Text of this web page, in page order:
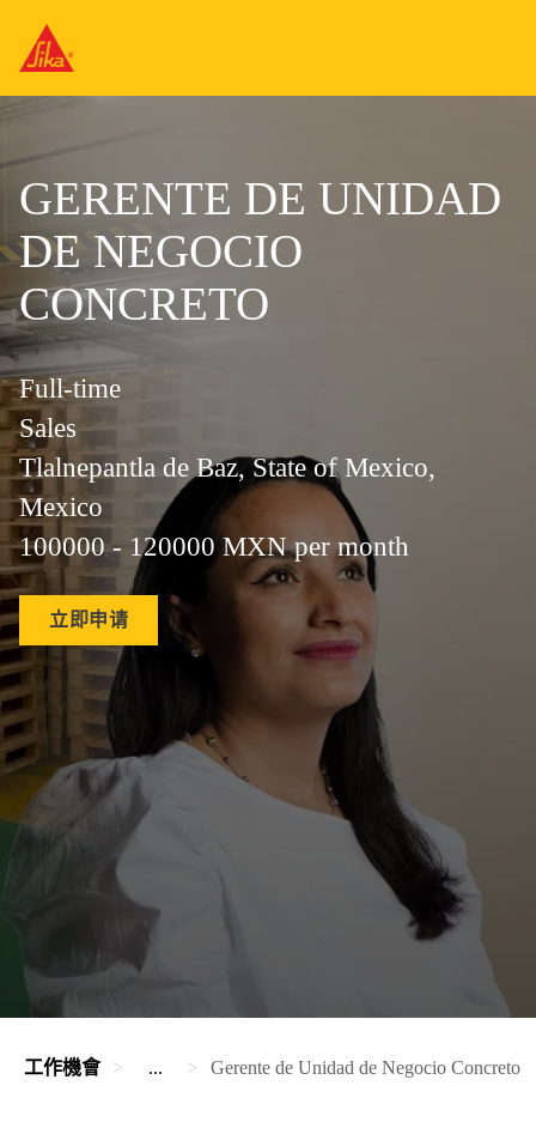
GERENTE DE UNIDAD
DE NEGOCIO
CONCRETO
Full-time
Sales
Tlalnepantla de Baz, State of Mexico,
Mexico
100000 - 120000 MXN per month
立即申请
工作機會 ... Gerente de Unidad de Negocio Concreto